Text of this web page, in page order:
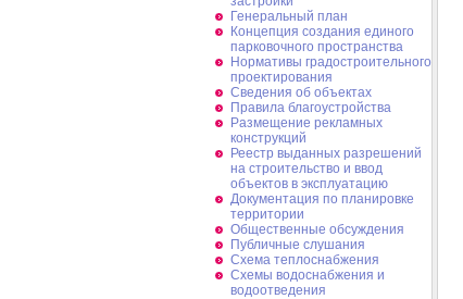
Генеральный план
Концепция создания единого
парковочного пространства
Нормативы градостроительного
проектирования
Сведения об объектах
Правила благоустройства
Размещение рекламных
конструкций
Реестр выданных разрешений
на строительство и ввод
объектов в эксплуатацию
Документация по планировке
территории
Общественные обсуждения
Публичные слушания
Схема теплоснабжения
Схемы водоснабжения и
водоотведения